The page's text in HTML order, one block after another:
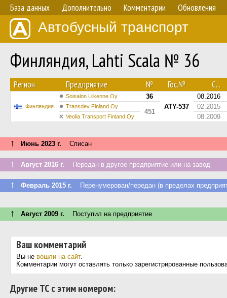
База данных Дополнительно Комментарии Обновления
Автобусный транспорт
Финляндия, Lahti Scala № 36
Регион Предприятие № Гос.№ С...
Финляндия
Soisalon Liikenne Oy
36
ATY-537
08.2016
Transdev Finland Oy
451
02.2015
Veolia Transport Finland Oy 08.2009
↑ Июнь 2023 г. Списан
↑ Август 2016 г. Передан в другое предприятие или на завод
↑ Февраль 2015 г. Перенумерован/передан (в пределах
↑ Август 2009 г. Поступил на предприятие
Ваш комментарий
Вы не вошли на сайт.
Комментарии могут оставлять только зарегистрированные
Другие ТС с этим номером: